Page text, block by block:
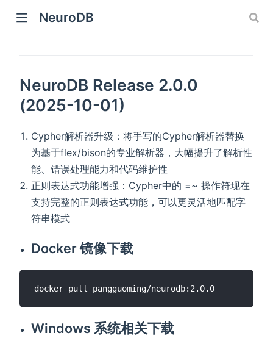
NeuroDB
NeuroDB Release 2.0.0
(2025-10-01)
Cypher解析器升级：将手写的Cypher解析器替换
为基于flex/bison的专业解析器，大幅提升了解析性
能、错误处理能力和代码维护性
正则表达式功能增强：Cypher中的 =~ 操作符现在
支持完整的正则表达式功能，可以更灵活地匹配字
符串模式
Docker 镜像下载
Windows 系统相关下载